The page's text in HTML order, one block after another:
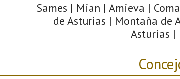
Sames | Mian | Amieva |
de Asturias | Montaña de
Asturias |